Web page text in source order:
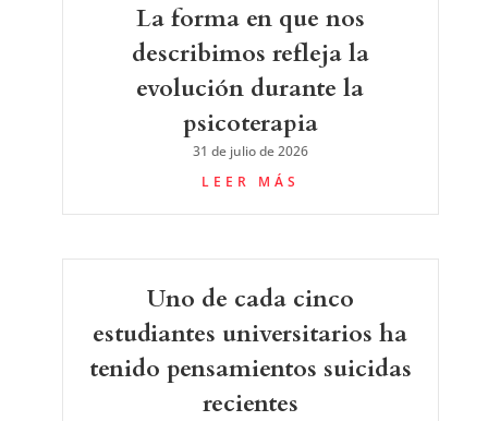
La forma en que nos
describimos refleja la
evolución durante la
psicoterapia
31 de julio de 2026
LEER MÁS
Uno de cada cinco
estudiantes universitarios ha
tenido pensamientos suicidas
recientes